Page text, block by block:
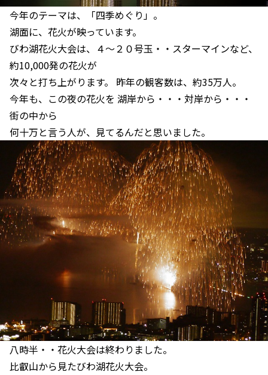
今年のテーマは、「四季めぐり」。
湖面に、花火が映っています。
びわ湖花火大会は、４～２０号玉・・スターマインなど、
約10,000発の花火が
次々と打ち上がります。 昨年の観客数は、約35万人。
今年も、この夜の花火を 湖岸から・・・対岸から・・・
街の中から
何十万と言う人が、見てるんだと思いました。
八時半・・花火大会は終わりました。
比叡山から見たびわ湖花火大会。